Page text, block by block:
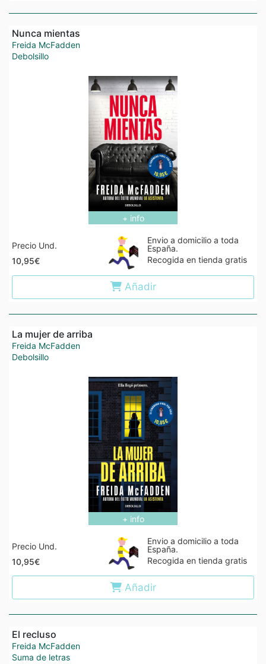
Nunca mientas
Freida McFadden
Debolsillo
+ info
Precio Und.
10,95€
Envio a domicilio a toda
España.
Recogida en tienda gratis
Añadir
La mujer de arriba
Freida McFadden
Debolsillo
+ info
Precio Und.
10,95€
Envio a domicilio a toda
España.
Recogida en tienda gratis
Añadir
El recluso
Freida McFadden
Suma de letras